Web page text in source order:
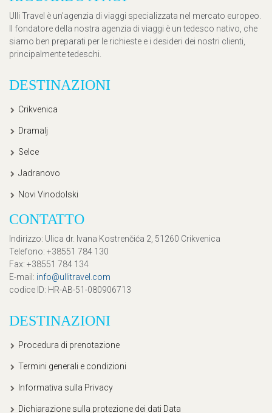
Ulli Travel è un'agenzia di viaggi specializzata nel mercato europeo.
Il fondatore della nostra agenzia di viaggi è un tedesco nativo, che
siamo ben preparati per le richieste e i desideri dei nostri clienti,
principalmente tedeschi.
DESTINAZIONI
Crikvenica
Dramalj
Selce
Jadranovo
Novi Vinodolski
CONTATTO
Indirizzo: Ulica dr. Ivana Kostrenčića 2, 51260 Crikvenica
Telefono: +38551 784 130
Fax: +38551 784 134
E-mail : info@ullitravel.com
codice ID: HR-AB-51-080906713
DESTINAZIONI
Procedura di prenotazione
Termini generali e condizioni
Informativa sulla Privacy
Dichiarazione sulla protezione dei dati Data